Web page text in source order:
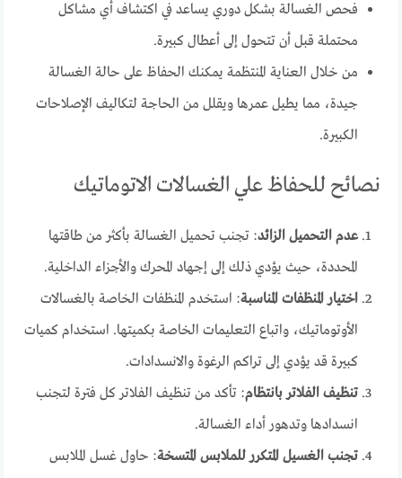
فحص الغسالة بشكل دوري يساعد في اكتشاف أي مشاكل
محتملة قبل أن تتحول إلى أعطال كبيرة.
من خلال العناية المنتظمة يمكنك الحفاظ على حالة الغسالة
جيدة، مما يطيل عمرها ويقلل من الحاجة لتكاليف الإصلاحات
الكبيرة.
نصائح للحفاظ علي الغسالات الاتوماتيك
عدم التحميل الزائد: تجنب تحميل الغسالة بأكثر من طاقتها
المحددة، حيث يؤدي ذلك إلى إجهاد المحرك والأجزاء الداخلية.
اختيار المنظفات المناسبة: استخدم المنظفات الخاصة بالغسالات
الأوتوماتيك، واتباع التعليمات الخاصة بكميتها. استخدام كميات
كبيرة قد يؤدي إلى تراكم الرغوة والانسدادات.
تنظيف الفلاتر بانتظام: تأكد من تنظيف الفلاتر كل فترة لتجنب
انسدادها وتدهور أداء الغسالة.
تجنب الغسيل المتكرر للملابس المتسخة: حاول غسل الملابس